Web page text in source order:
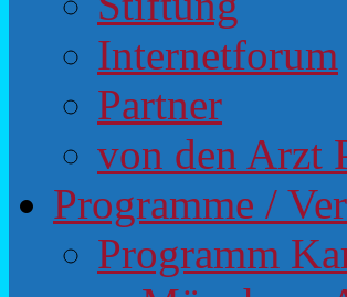
Internetforum
Partner
von den Arzt
Programme /
Programm